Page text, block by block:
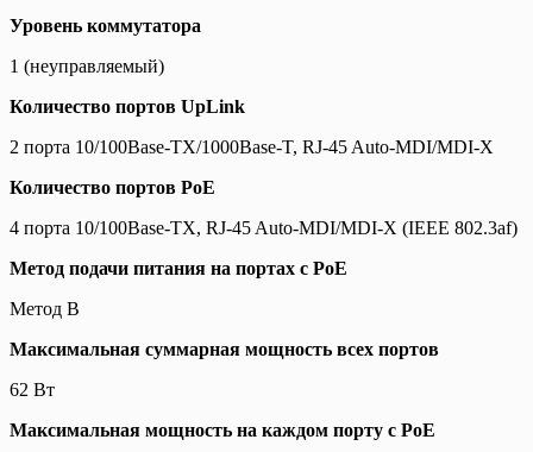
Уровень коммутатора
1 (неуправляемый)
Количество портов UpLink
2 порта 10/100Base-TX/1000Base-T, RJ-45 Auto-MDI/MDI-X
Количество портов PoE
4 порта 10/100Base-TX, RJ-45 Auto-MDI/MDI-X (IEEE 802.3af)
Метод подачи питания на портах с PoE
Метод B
Максимальная суммарная мощность всех портов
62 Вт
Максимальная мощность на каждом порту с PoE